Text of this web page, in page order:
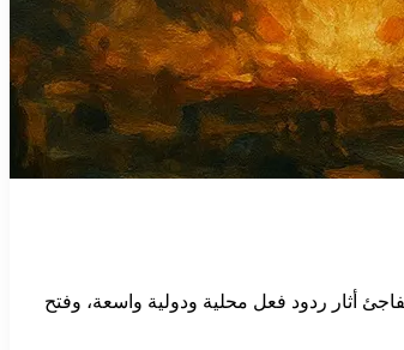
أثار ردود فعل محلية ودولية واسعة، وفتح